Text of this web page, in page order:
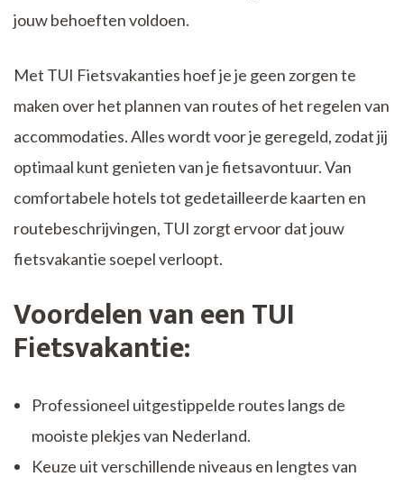
jouw behoeften voldoen.
Met TUI Fietsvakanties hoef je je geen zorgen te
maken over het plannen van routes of het regelen van
accommodaties. Alles wordt voor je geregeld, zodat jij
optimaal kunt genieten van je fietsavontuur. Van
comfortabele hotels tot gedetailleerde kaarten en
routebeschrijvingen, TUI zorgt ervoor dat jouw
fietsvakantie soepel verloopt.
Voordelen van een TUI
Fietsvakantie:
Professioneel uitgestippelde routes langs de
mooiste plekjes van Nederland.
Keuze uit verschillende niveaus en lengtes van